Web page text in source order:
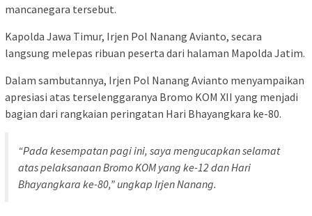
mancanegara tersebut.
Kapolda Jawa Timur, Irjen Pol Nanang Avianto, secara
langsung melepas ribuan peserta dari halaman Mapolda Jatim.
Dalam sambutannya, Irjen Pol Nanang Avianto menyampaikan
apresiasi atas terselenggaranya Bromo KOM XII yang menjadi
bagian dari rangkaian peringatan Hari Bhayangkara ke-80.
“Pada kesempatan pagi ini, saya mengucapkan selamat
atas pelaksanaan Bromo KOM yang ke-12 dan Hari
Bhayangkara ke-80,” ungkap Irjen Nanang.